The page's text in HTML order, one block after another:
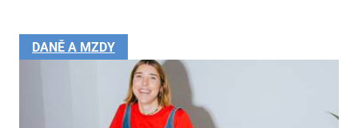
DANĚ A MZDY